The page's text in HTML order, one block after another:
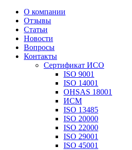
О компании
Отзывы
Статьи
Новости
Вопросы
Контакты
Сертификат ИСО
ISO 9001
ISO 14001
OHSAS 18001
ИСМ
ISO 13485
ISO 20000
ISO 22000
ISO 29001
ISO 45001